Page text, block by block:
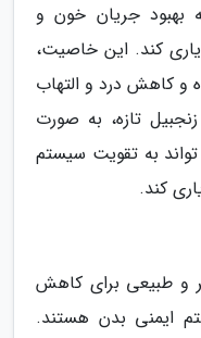
بهبود جریان خون و
کند. این خاصیت،
و کاهش درد و التهاب
تازه، به صورت
به تقویت سیستم
کند.
و طبیعی برای کاهش
ایمنی بدن هستند.